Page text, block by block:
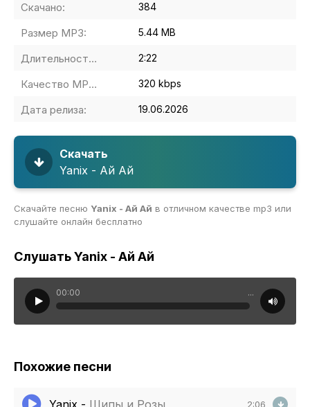
Скачано: 384
Размер MP3: 5.44 MB
Длительность MP3: 2:22
Качество MP3: 320 kbps
Дата релиза: 19.06.2026
Скачать
Yanix - Ай Ай
Скачайте песню Yanix - Ай Ай в отличном качестве mp3 или
слушайте онлайн бесплатно
Слушать Yanix - Ай Ай
00:00 ...
Похожие песни
Yanix - Шипы и Розы 2:06